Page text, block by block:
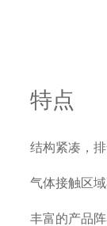
特点
结构紧凑，
气体接触区
丰富的产品